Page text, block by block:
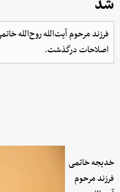
فرزند مرحوم آیت‌الله روح‌الله
اصلاحات درگذشت.
خدیجه خاتمی
فرزند مرحوم